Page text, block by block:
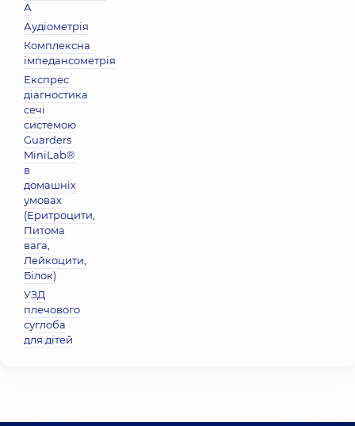
А
Аудіометрія
Комплексна
імпедансометрія
Експрес
діагностика
сечі
системою
Guarders
MiniLab®
в
домашніх
умовах
(Еритроцити,
Питома
вага,
Лейкоцити,
Бiлок)
УЗД
плечового
суглоба
для дітей